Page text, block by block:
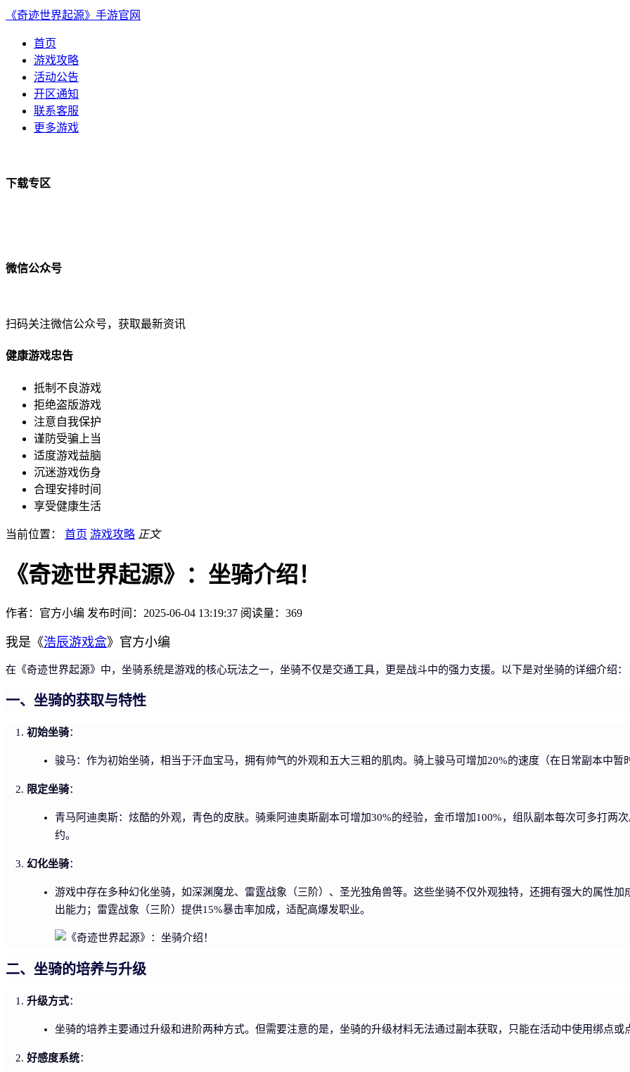
《奇迹世界起源》手游官网
首页
游戏攻略
活动公告
开区通知
联系客服
更多游戏
下载专区
微信公众号
扫码关注微信公众号，获取最新资讯
健康游戏忠告
抵制不良游戏
拒绝盗版游戏
注意自我保护
谨防受骗上当
适度游戏益脑
沉迷游戏伤身
合理安排时间
享受健康生活
当前位置： 首页 游戏攻略 正文
《奇迹世界起源》：坐骑介绍！
作者：官方小编 发布时间：2025-06-04 13:19:37 阅读量： 369
我是《浩辰游戏盒》官方小编
在《奇迹世界起源》中，坐骑系统是游戏的核心玩法之一，坐骑不仅是交通工具，更是战斗中的强力支援。以下是对坐骑的详细介绍：
一、坐骑的获取与特性
初始坐骑：
骏马：作为初始坐骑，相当于汗血宝马，拥有帅气的外观和五大三粗的肌肉。骑上骏马可增加20%的速度（在日常副本中暂
限定坐骑：
青马阿迪奥斯：炫酷的外观，青色的皮肤。骑乘阿迪奥斯副本可增加30%的经验，金币增加100%，组队副本每次可多打两
约。
幻化坐骑：
游戏中存在多种幻化坐骑，如深渊魔龙、雷霆战象（三阶）、圣光独角兽等。这些坐骑不仅外观独特，还拥有强大的属性
出能力；雷霆战象（三阶）提供15%暴击率加成，适配高爆发职业。
二、坐骑的培养与升级
升级方式：
坐骑的培养主要通过升级和进阶两种方式。但需要注意的是，坐骑的升级材料无法通过副本获取，只能在活动中使用绑点或
好感度系统：